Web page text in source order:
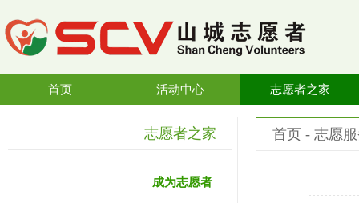
首页 活动中心 志愿者之家
志愿者之家
成为志愿者
首页 - 志愿